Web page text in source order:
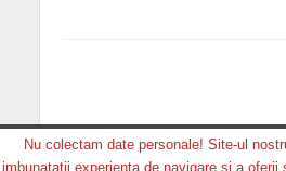
Nu colectam date personale! Site-ul
imbunatatii experienta de navigare si a